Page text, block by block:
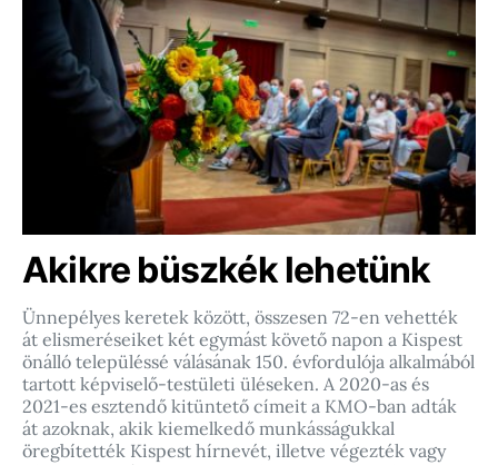
Akikre büszkék lehetünk
Ünnepélyes keretek között, összesen 72-en vehették
át elismeréseiket két egymást követő napon a Kispest
önálló településsé válásának 150. évfordulója alkalmából
tartott képviselő-testületi üléseken. A 2020-as és
2021-es esztendő kitüntető címeit a KMO-ban adták
át azoknak, akik kiemelkedő munkásságukkal
öregbítették Kispest hírnevét, illetve végezték vagy